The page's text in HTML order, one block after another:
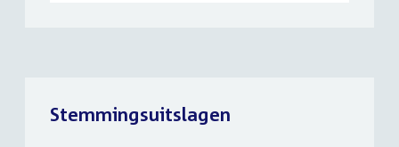
Stemmingsuitslagen